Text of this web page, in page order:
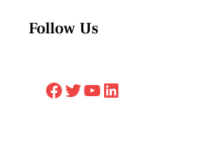
Follow Us
Facebook Twitter YouTube LinkedIn